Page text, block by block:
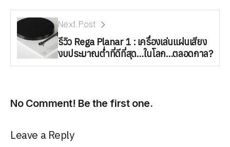
Next Post
รีวิว Rega Planar 1 : เครื่องเล่นแผ่นเสียง
งบประมาณต่ำที่ดีที่สุด…ในโลก…ตลอดกาล?
No Comment! Be the first one.
Leave a Reply